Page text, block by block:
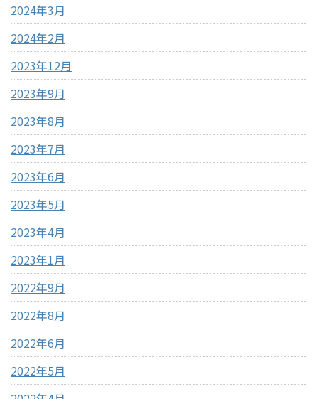
2024年3月
2024年2月
2023年12月
2023年9月
2023年8月
2023年7月
2023年6月
2023年5月
2023年4月
2023年1月
2022年9月
2022年8月
2022年6月
2022年5月